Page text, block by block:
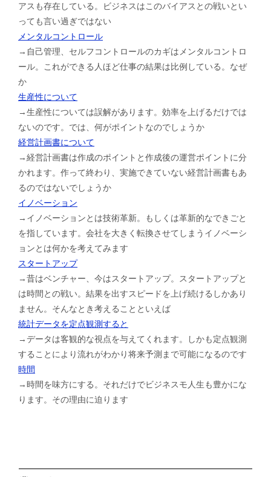
アスも存在している。ビジネスはこのバイアスとの戦いとい
っても言い過ぎではない
メンタルコントロール
→自己管理、セルフコントロールのカギはメンタルコントロ
ール。これができる人ほど仕事の結果は比例している。なぜ
か
生産性について
→生産性については誤解があります。効率を上げるだけでは
ないのです。では、何がポイントなのでしょうか
経営計画書について
→経営計画書は作成のポイントと作成後の運営ポイントに分
かれます。作って終わり、実施できていない経営計画書もあ
るのではないでしょうか
イノベーション
→イノベーションとは技術革新。もしくは革新的なできごと
を指しています。会社を大きく転換させてしまうイノベーシ
ョンとは何かを考えてみます
スタートアップ
→昔はベンチャー、今はスタートアップ。スタートアップと
は時間との戦い。結果を出すスピードを上げ続けるしかあり
ません。そんなとき考えることといえば
統計データを定点観測すると
→データは客観的な視点を与えてくれます。しかも定点観測
することにより流れがわかり将来予測まで可能になるのです
時間
→時間を味方にする。それだけでビジネスモ人生も豊かにな
ります。その理由に迫ります